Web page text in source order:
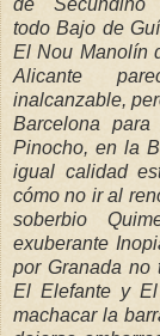
de Secundino
todo Bajo de
El Nou Manolín
Alicante
inalcanzable,
Barcelona
Pinocho, en la
igual calidad
cómo no ir al
soberbio
exuberante
por Granada no
El Elefante y
machacar la